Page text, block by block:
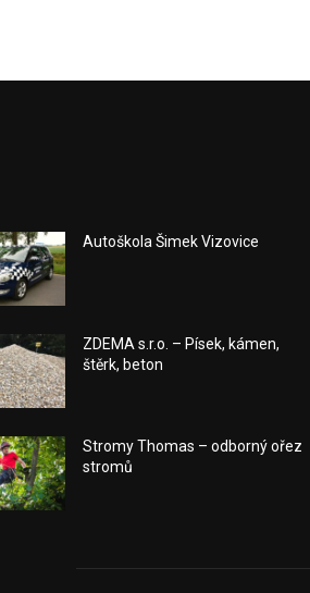
Autoškola Šimek Vizovice
ZDEMA s.r.o. – Písek, kámen,
štěrk, beton
Stromy Thomas – odborný ořez
stromů